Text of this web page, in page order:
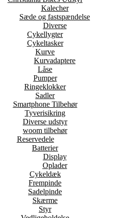
Kalecher
Sæde og fastspændelse
Diverse
Cykellygter
Cykeltasker
Kurve
Kurvadaptere
Låse
Pumper
Ringeklokker
Sadler
Smartphone Tilbehør
Tyverisikring
Diverse udstyr
woom tilbehør
Reservedele
Batterier
Display
Oplader
Cykeldæk
Frempinde
Sadelpinde
Skærme
Styr